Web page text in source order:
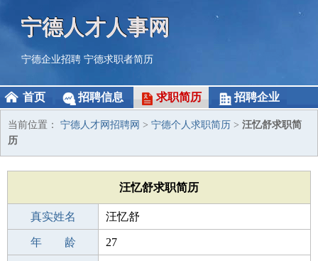
宁德人才人事网
宁德企业招聘 宁德求职者简历
首页 招聘信息 求职简历 招聘企业
当前位置： 宁德人才网招聘网 > 宁德个人求职简历 > 汪忆舒求职简
历
汪忆舒求职简历
真实姓名 汪忆舒
性 别 女
年 龄 27